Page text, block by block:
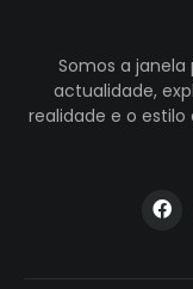
Somos a
actualidade,
realidade e o